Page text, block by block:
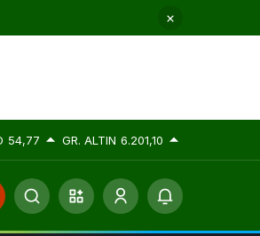
54,77 GR. ALTIN 6.201,10